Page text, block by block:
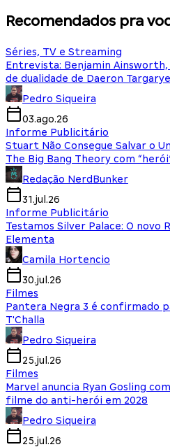
Recomendados pra
Séries, TV e Streaming
Entrevista: Benjamin Ainsworth,
de dualidade de Daeron
Pedro Siqueira
03.ago.26
Informe Publicitário
Stuart Não Consegue Salvar o
The Big Bang Theory com
Redação NerdBunker
31.jul.26
Informe Publicitário
Testamos Silver Palace: O novo
Elementa
Camila Hortencio
30.jul.26
Filmes
Pantera Negra 3 é confirmado
T'Challa
Pedro Siqueira
25.jul.26
Filmes
Marvel anuncia Ryan Gosling
filme do anti-herói em 2028
Pedro Siqueira
25.jul.26